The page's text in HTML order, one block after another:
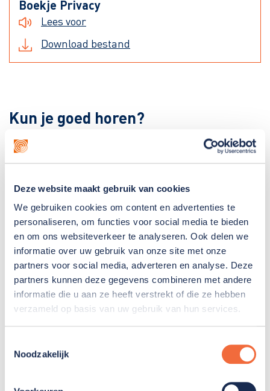
Deze website maakt gebruik van cookies
We gebruiken cookies om content en advertenties te
personaliseren, om functies voor social media te bieden
en om ons websiteverkeer te analyseren. Ook delen we
informatie over uw gebruik van onze site met onze
partners voor social media, adverteren en analyse. Deze
partners kunnen deze gegevens combineren met andere
informatie die u aan ze heeft verstrekt of die ze hebben
verzameld op basis van uw gebruik van hun services.
Noodzakelijk
Boekje Privacy
Lees voor
Download bestand
Kun je goed horen?
Kun je goed horen? Gemiva kan jouw gehoor testen
met een gehoorscreening. Dit kan best een beetje
dit stap voor stap uit met duidelijke woorden en
plaatjes.
Boekje gehoorscreening
Lees voor
Download bestand
De vertrouwenspersoon is er voor